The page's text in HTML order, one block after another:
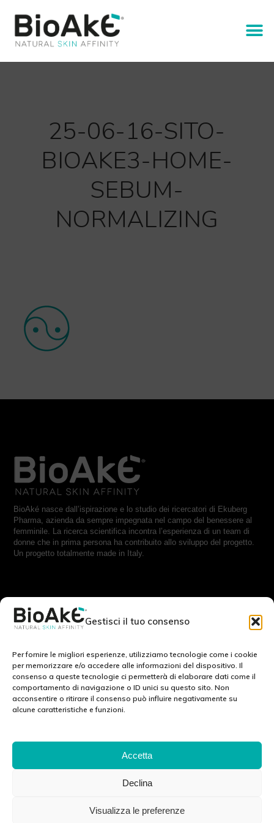
Gestisci il tuo consenso
Per fornire le migliori esperienze, utilizziamo tecnologie come i cookie
per memorizzare e/o accedere alle informazioni del dispositivo. Il
consenso a queste tecnologie ci permetterà di elaborare dati come il
comportamento di navigazione o ID unici su questo sito. Non
acconsentire o ritirare il consenso può influire negativamente su
alcune caratteristiche e funzioni.
Accetta
Declina
Visualizza le preferenze
25-06-16-SITO-
BIOAKE3-HOME-
SEBUM-
NORMALIZING
BioAké nasce dall’ispirazione e lo studio dei ricercatori di Ekuberg
Pharma, azienda da sempre impegnata nel campo del benessere al
femminile. La ricerca scientifica incontra l’esperienza di un team di
donne che in prima persona ha contribuito allo sviluppo del progetto.
Un progetto totalmente made in Italy.
RESTA IN CONTATTO CON NOI:
Cookie Policy (EU)
Privacy Policy
Via Tito Schipa, 6 · 73020 · Carpignano Salentino (LE) · ITALY
P.I./C.F./C.C.I.A.A 04083870750 Cap. soc. e. l. 100.000.00 euro ·